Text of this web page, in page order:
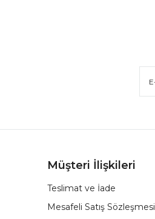
Müşteri İlişkileri
Teslimat ve İade
Mesafeli Satış Sözleşmesi